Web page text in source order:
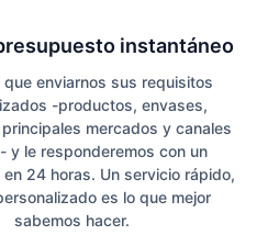
instantáneo
que enviarnos sus requisitos
-productos, envases,
mercados y canales
y le responderemos con un
24 horas. Un servicio rápido,
es lo que mejor
sabemos hacer.